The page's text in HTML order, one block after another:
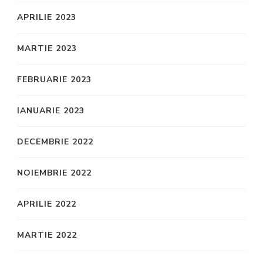
APRILIE 2023
MARTIE 2023
FEBRUARIE 2023
IANUARIE 2023
DECEMBRIE 2022
NOIEMBRIE 2022
APRILIE 2022
MARTIE 2022